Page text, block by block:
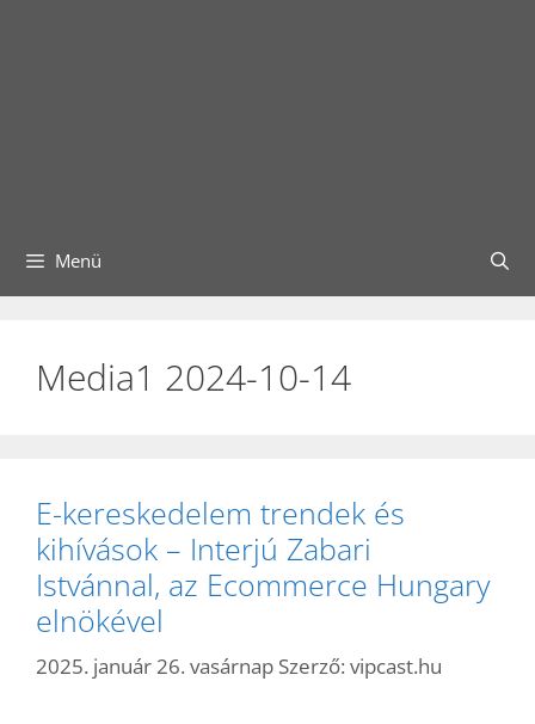
Menü
Media1 2024-10-14
E-kereskedelem trendek és
kihívások – Interjú Zabari
Istvánnal, az Ecommerce Hungary
elnökével
2025. január 26. vasárnap Szerző: vipcast.hu